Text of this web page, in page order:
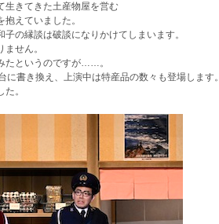
生きてきた土産物屋を営む
えていました。
の縁談は破談になりかけてしまいます。
せん。
たというのですが……。
書き換え、上演中は特産品の数々も登場します。
。